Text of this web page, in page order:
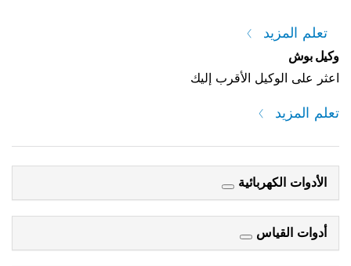
تعلم المزيد
وكيل بوش
اعثر على الوكيل الأقرب إليك
تعلم المزيد
الأدوات الكهربائية
أدوات القياس